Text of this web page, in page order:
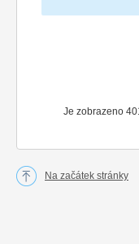
Je zobrazeno
Na začátek stránky